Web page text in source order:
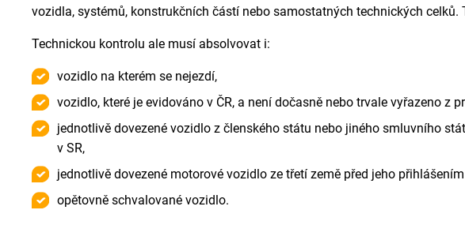
vozidla, systémů, konstrukčních částí nebo samostatných technických celků.
Technickou kontrolu ale musí absolvovat i:
vozidlo na kterém se nejezdí,
vozidlo, které je evidováno v ČR, a není dočasně nebo trvale vyřazeno z
jednotlivě dovezené vozidlo z členského státu nebo jiného smluvního
v SR,
jednotlivě dovezené motorové vozidlo ze třetí země před jeho
opětovně schvalované vozidlo.